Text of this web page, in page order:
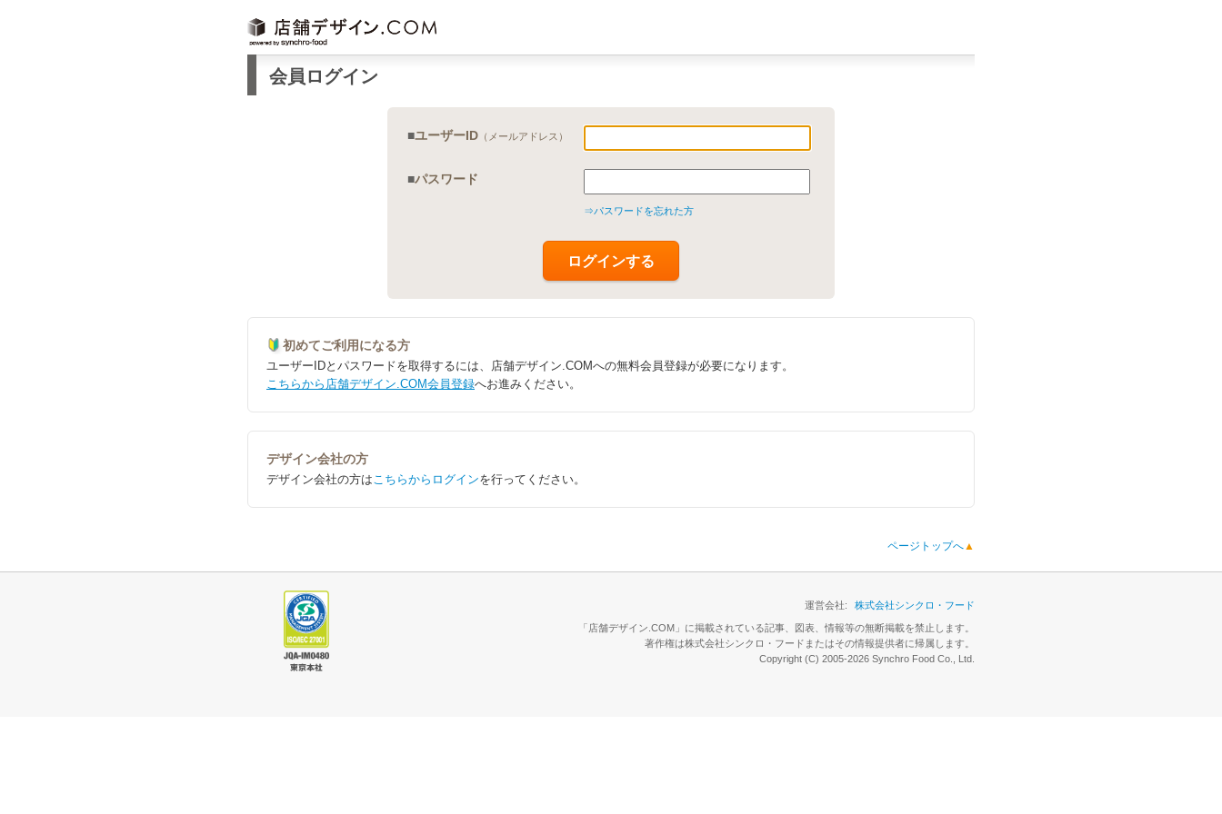
会員ログイン
■ユーザーID （メールアドレス）
■パスワード
⇒パスワードを忘れた方
初めてご利用になる方
ユーザーIDとパスワードを取得するには、店舗デザイン.COMへの無料会員登録が必要になります。
こちらから店舗デザイン.COM会員登録へお進みください。
デザイン会社の方
デザイン会社の方はこちらからログインを行ってください。
ページトップへ▲
運営会社: 株式会社シンクロ・フード
「店舗デザイン.COM」に掲載されている記事、図表、情報等の無断掲載を禁止します。
著作権は株式会社シンクロ・フードまたはその情報提供者に帰属します。
Copyright (C) 2005-2026 Synchro Food Co., Ltd.